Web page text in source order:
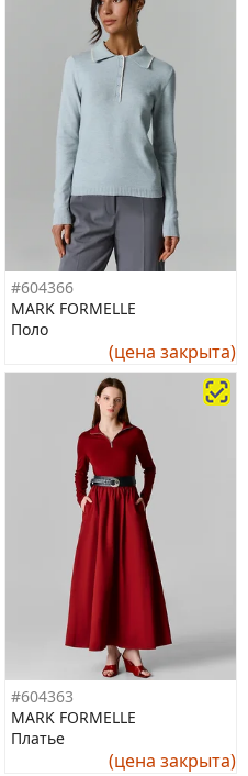
#604366
MARK FORMELLE
Поло
(цена закрыта)
#604363
MARK FORMELLE
Платье
(цена закрыта)